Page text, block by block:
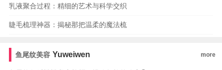
乳液聚合过程：精细的艺术与科学交织
睫毛梳理神器：揭秘那把温柔的魔法梳
鱼尾纹美容 Yuweiwen more